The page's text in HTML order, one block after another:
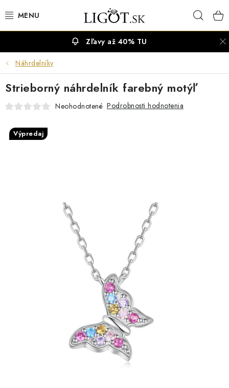
na
NÁHRDELNÍKY
Vrátenie, výmena, reklamácia
Obchodné podmienky
Ochrana súkromia
Zľavy až 40% TU
Náhrdelníky
Strieborný náhrdelník farebný motýľ
Neohodnotené Podrobnosti hodnotenia
Výpredaj